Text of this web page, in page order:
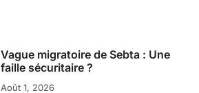
Vague migratoire de Sebta : Une
faille sécuritaire ?
Août 1, 2026